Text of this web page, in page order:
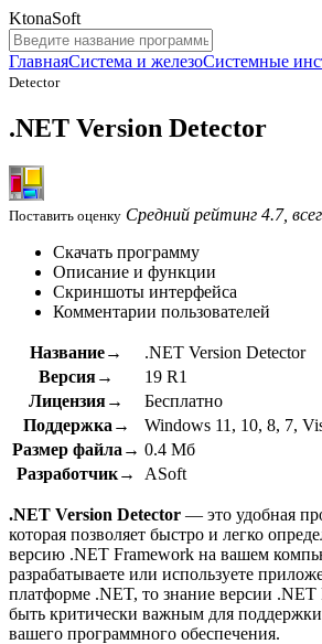
KtonaSoft
ГлавнаяСистема и железоСистемные
Detector
.NET Version Detector
Поставить оценку Средний рейтинг 4.7,
Скачать программу
Описание и функции
Скриншоты интерфейса
Комментарии пользователей
Название→
.NET Version Detector
Версия→
19 R1
Лицензия→
Бесплатно
Поддержка→
Windows 11, 10, 8, 7,
Размер файла→ 0.4 Мб
Разработчик→
ASoft
.NET Version Detector — это удобная
которая позволяет быстро и легко
версию .NET Framework на вашем
разрабатываете или используете
платформе .NET, то знание версии
быть критически важным для
вашего программного обеспечения.